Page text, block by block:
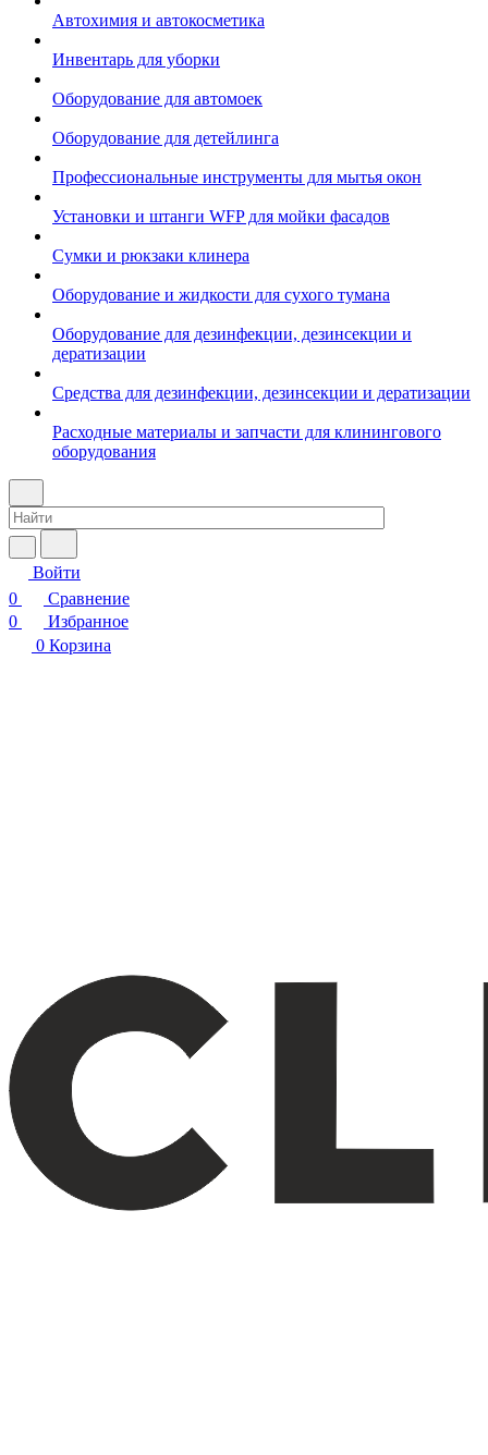
Автохимия и автокосметика
Инвентарь для уборки
Оборудование для автомоек
Оборудование для детейлинга
Профессиональные инструменты для мытья окон
Установки и штанги WFP для мойки фасадов
Сумки и рюкзаки клинера
Оборудование и жидкости для сухого тумана
Оборудование для дезинфекции, дезинсекции и
дератизации
Средства для дезинфекции, дезинсекции и дератизации
Расходные материалы и запчасти для клинингового
оборудования
Войти
0
Сравнение
0
Избранное
0 Корзина